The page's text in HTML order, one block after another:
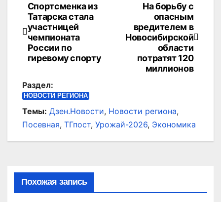
Навигация
по
записям
На борьбу с
опасным
вредителем в
Новосибирской
области
потратят 120
миллионов
Спортсменка из
Татарска стала
участницей
чемпионата
России по
гиревому спорту
Раздел:
НОВОСТИ РЕГИОНА
Темы: Дзен.Новости, Новости региона,
Посевная, ТГпост, Урожай-2026, Экономика
Похожая запись